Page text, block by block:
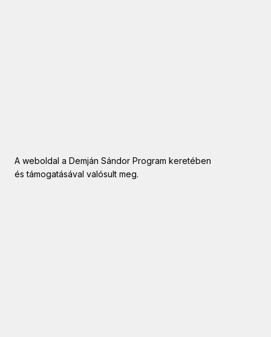
A weboldal a Demján Sándor Program keretében
és támogatásával valósult meg.